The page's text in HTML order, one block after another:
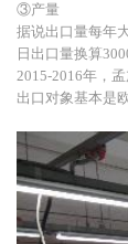
③产量
据说出口量每年
日出口量换算
2015-2016年，
出口对象基本是